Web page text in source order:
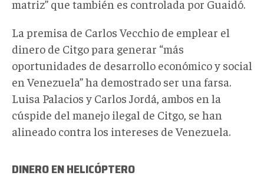
matriz” que también es controlada por Guaidó.
La premisa de Carlos Vecchio de emplear el
dinero de Citgo para generar “más
oportunidades de desarrollo económico y social
en Venezuela” ha demostrado ser una farsa.
Luisa Palacios y Carlos Jordá, ambos en la
cúspide del manejo ilegal de Citgo, se han
alineado contra los intereses de Venezuela.
DINERO EN HELICÓPTERO